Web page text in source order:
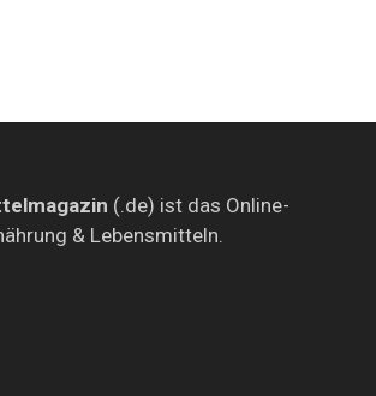
(.de) ist das Online-
& Lebensmitteln.